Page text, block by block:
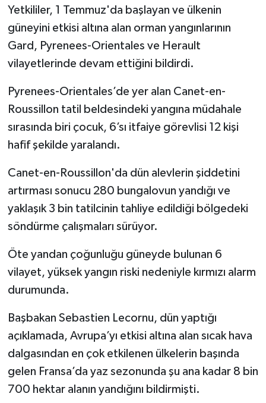
Yetkililer, 1 Temmuz'da başlayan ve ülkenin
güneyini etkisi altına alan orman yangınlarının
Gard, Pyrenees-Orientales ve Herault
vilayetlerinde devam ettiğini bildirdi.
Pyrenees-Orientales’de yer alan Canet-en-
Roussillon tatil beldesindeki yangına müdahale
sırasında biri çocuk, 6’sı itfaiye görevlisi 12 kişi
hafif şekilde yaralandı.
Canet-en-Roussillon'da dün alevlerin şiddetini
artırması sonucu 280 bungalovun yandığı ve
yaklaşık 3 bin tatilcinin tahliye edildiği bölgedeki
söndürme çalışmaları sürüyor.
Öte yandan çoğunluğu güneyde bulunan 6
vilayet, yüksek yangın riski nedeniyle kırmızı alarm
durumunda.
Başbakan Sebastien Lecornu, dün yaptığı
açıklamada, Avrupa’yı etkisi altına alan sıcak hava
dalgasından en çok etkilenen ülkelerin başında
gelen Fransa’da yaz sezonunda şu ana kadar 8 bin
700 hektar alanın yandığını bildirmişti.